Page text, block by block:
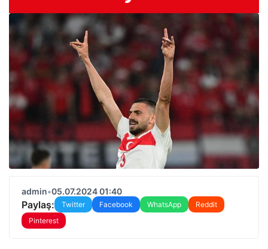
admin•05.07.2024 01:40
Paylaş: Twitter Facebook WhatsApp
Reddit
Pinterest